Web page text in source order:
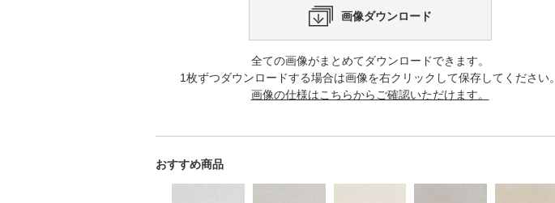
画像ダウンロード
全ての画像がまとめてダウンロードできます。
1枚ずつダウンロードする場合は画像を右クリックして保存してください。
画像の仕様はこちらからご確認いただけます。
おすすめ商品